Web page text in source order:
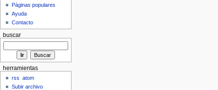
Páginas populares
Ayuda
Contacto
buscar
herramientas
rss
atom
Subir archivo